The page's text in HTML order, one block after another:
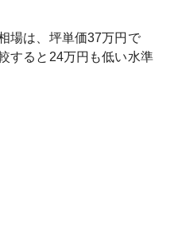
場は、坪単価37万円で
すると 24万円も低い水準